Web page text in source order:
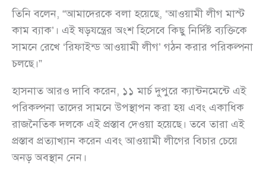
তিনি বলেন, “আমাদেরকে বলা হয়েছে, ‘আওয়ামী লীগ মাস্ট
কাম ব্যাক’। এই ষড়যন্ত্রের অংশ হিসেবে কিছু নির্দিষ্ট ব্যক্তিকে
সামনে রেখে ‘রিফাইন্ড আওয়ামী লীগ’ গঠন করার পরিকল্পনা
চলছে।”
হাসনাত আরও দাবি করেন, ১১ মার্চ দুপুরে ক্যান্টনমেন্টে এই
পরিকল্পনা তাদের সামনে উপস্থাপন করা হয় এবং একাধিক
রাজনৈতিক দলকে এই প্রস্তাব দেওয়া হয়েছে। তবে তারা এই
প্রস্তাব প্রত্যাখ্যান করেন এবং আওয়ামী লীগের বিচার চেয়ে
অনড় অবস্থান নেন।